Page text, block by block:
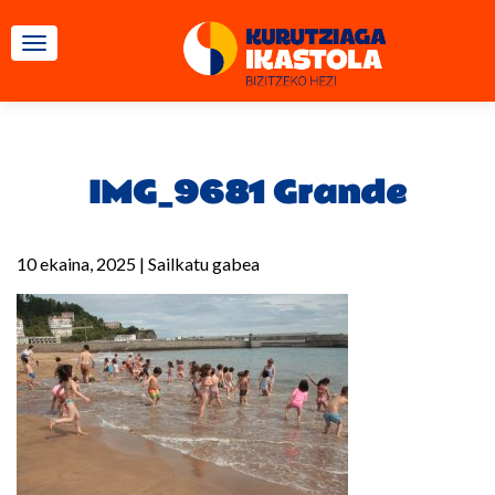
TOGGLE NAVIGATION
IMG_9681 Grande
10 ekaina, 2025 | Sailkatu gabea